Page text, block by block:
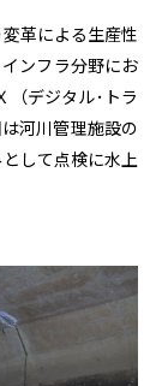
革による生産性
ンフラ分野にお
（デジタル･トラ
河川管理施設の
して点検に水上